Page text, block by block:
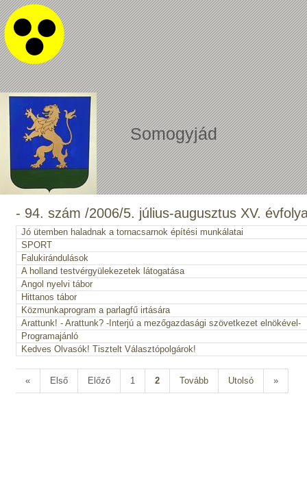
Somogyjád
- 94. szám /2006/5. július-augusztus XV.
Jó ütemben haladnak a tornacsarnok építési munkálatai
SPORT
Falukirándulások
A holland testvérgyülekezetek látogatása
Angol nyelvi tábor
Hittanos tábor
Közmunkaprogram a parlagfű irtására
Arattunk! - Arattunk? -Interjú a mezőgazdasági szövetkezet elnökével-
Programajánló
Kedves Olvasók! Tisztelt Választópolgárok!
« Első Előző 1 2 Tovább Utolsó »